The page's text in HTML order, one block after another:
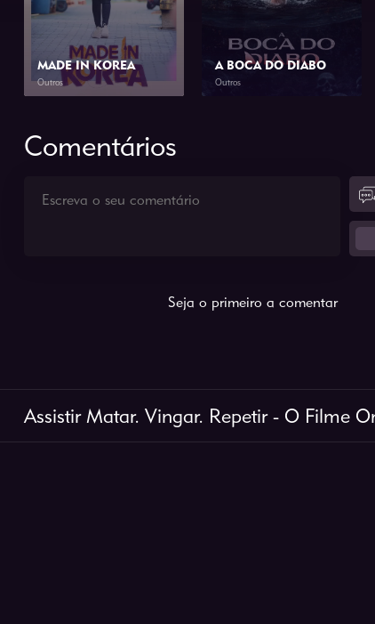
MADE IN KOREA
Outros
A BOCA DO DIABO
Outros
Comentários
Seja o primeiro a comentar
Assistir Matar. Vingar. Repetir - O Filme